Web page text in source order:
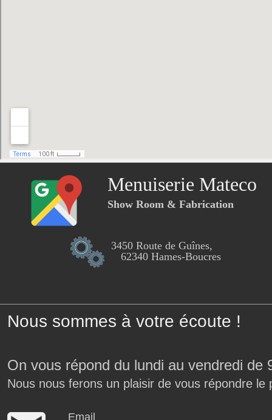
Menuiserie Mateco
Show Room & Fabrication
3450 Route de Guînes,
62340 Hames-Boucres
Nous sommes à votre écoute !
On vous répond du lundi au vendredi
Nous nous ferons un plaisir de vous répondre le
Email